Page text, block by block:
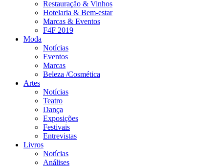
Restauração & Vinhos
Hotelaria & Bem-estar
Marcas & Eventos
F4F 2019
Moda
Notícias
Eventos
Marcas
Beleza /Cosmética
Artes
Notícias
Teatro
Dança
Exposições
Festivais
Entrevistas
Livros
Notícias
Análises